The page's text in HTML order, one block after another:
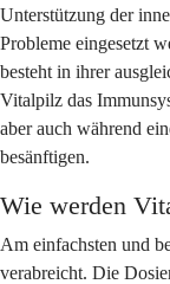
Unterstützung der
Probleme eingesetzt
besteht in ihrer
Vitalpilz das
aber auch während
besänftigen.
Wie werden
Am einfachsten und
verabreicht. Die